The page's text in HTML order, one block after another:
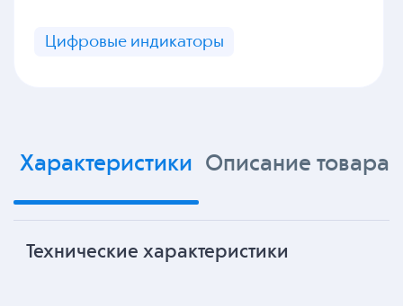
Цифровые индикаторы
Характеристики Описание товара
Технические характеристики